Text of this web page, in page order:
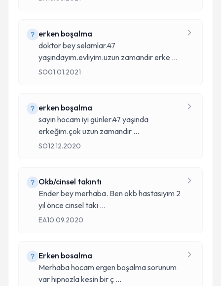
erken boşalma
doktor bey selamlar.47
yaşındayım.evliyim.uzun zamandır erke ...
SO01.01.2021
erken boşalma
sayın hocam iyi günler.47 yaşında
erkeğim.çok uzun zamandır ...
SO12.12.2020
Okb/cinsel takıntı
Ender bey merhaba. Ben okb hastasıyım 2
yıl önce cinsel takı ...
EA10.09.2020
Erken bosalma
Merhaba hocam ergen boşalma sorunum
var hipnozla kesin bir ç ...